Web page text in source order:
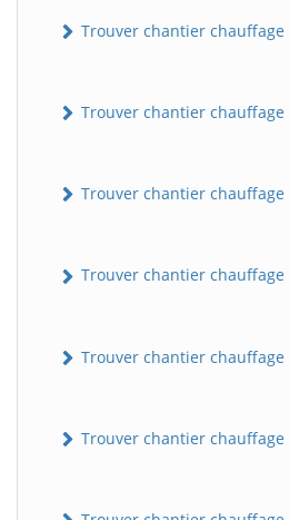
Trouver chantier chauffage
Trouver chantier chauffage
Trouver chantier chauffage
Trouver chantier chauffage
Trouver chantier chauffage
Trouver chantier chauffage